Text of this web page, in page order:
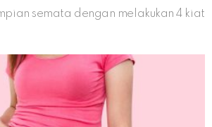
semata dengan melakukan 4 kiat